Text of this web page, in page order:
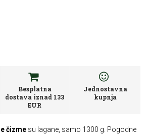
Besplatna
dostava iznad 133
EUR
Jednostavna
kupnja
čizme su lagane, samo 1300 g. Pogodne